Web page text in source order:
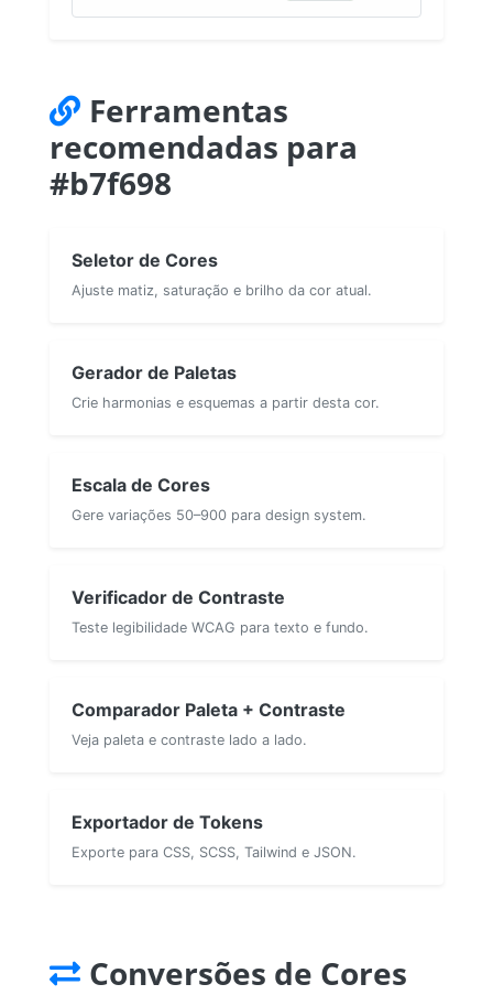
Ferramentas
recomendadas para
#b7f698
Seletor de Cores
Ajuste matiz, saturação e brilho da cor atual.
Gerador de Paletas
Crie harmonias e esquemas a partir desta cor.
Escala de Cores
Gere variações 50–900 para design system.
Verificador de Contraste
Teste legibilidade WCAG para texto e fundo.
Comparador Paleta + Contraste
Veja paleta e contraste lado a lado.
Exportador de Tokens
Exporte para CSS, SCSS, Tailwind e JSON.
Conversões de Cores